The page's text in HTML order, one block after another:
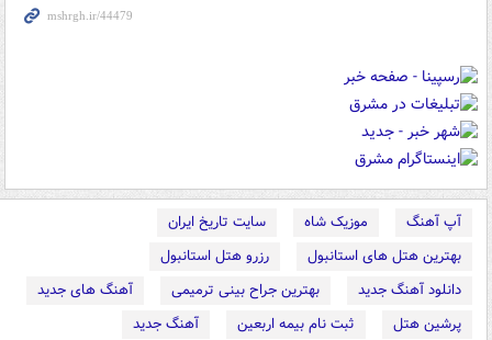
آپ آهنگ موزیک شاه
سایت تاریخ ایران
بهترین هتل های استانبول
رزرو هتل استانبول
دانلود آهنگ جدید
بهترین جراح بینی ترمیمی
آهنگ های جدید
پرشین هتل
ثبت نام بیمه اربعین
آهنگ جدید